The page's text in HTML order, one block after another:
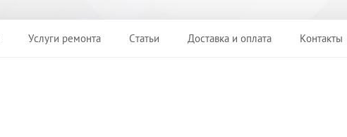
Услуги ремонта Статьи Доставка и оплата Контакты